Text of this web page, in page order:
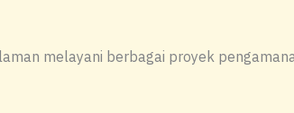
melayani berbagai proyek